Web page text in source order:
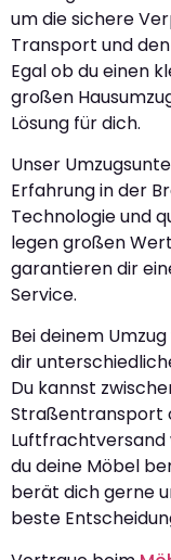
um die sichere
Transport und
Egal ob du einen
großen
Lösung für dich.
Unser
Erfahrung in der
Technologie und
legen großen
garantieren dir
Service.
Bei deinem
dir
Du kannst
Straßentransport
Luftfrachtversand
du deine Möbel
berät dich gerne
beste